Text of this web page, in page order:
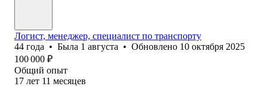
Логист, менеджер, специалист по транспорту
44 года • Была 1 августа • Обновлено 10 октября 2025
100 000 ₽
Общий опыт
17 лет 11 месяцев